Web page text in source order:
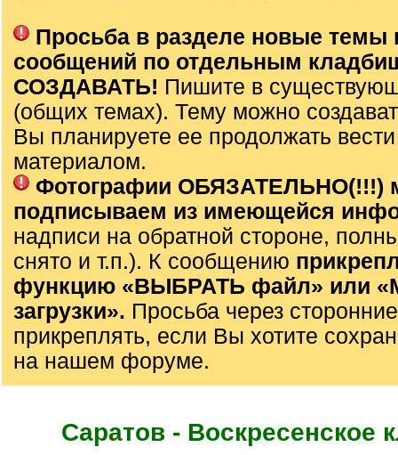
Просьба в разделе новые темы
сообщений по отдельным
СОЗДАВАТЬ! Пишите в
(общих темах). Тему можно
Вы планируете ее продолжать
материалом.
Фотографии ОБЯЗАТЕЛЬНО(!!!)
подписываем из имеющейся
надписи на обратной стороне,
снято и т.п.). К сообщению
функцию «ВЫБРАТЬ файл» или
загрузки». Просьба через
прикреплять, если Вы хотите
на нашем форуме.
Саратов - Воскресенское